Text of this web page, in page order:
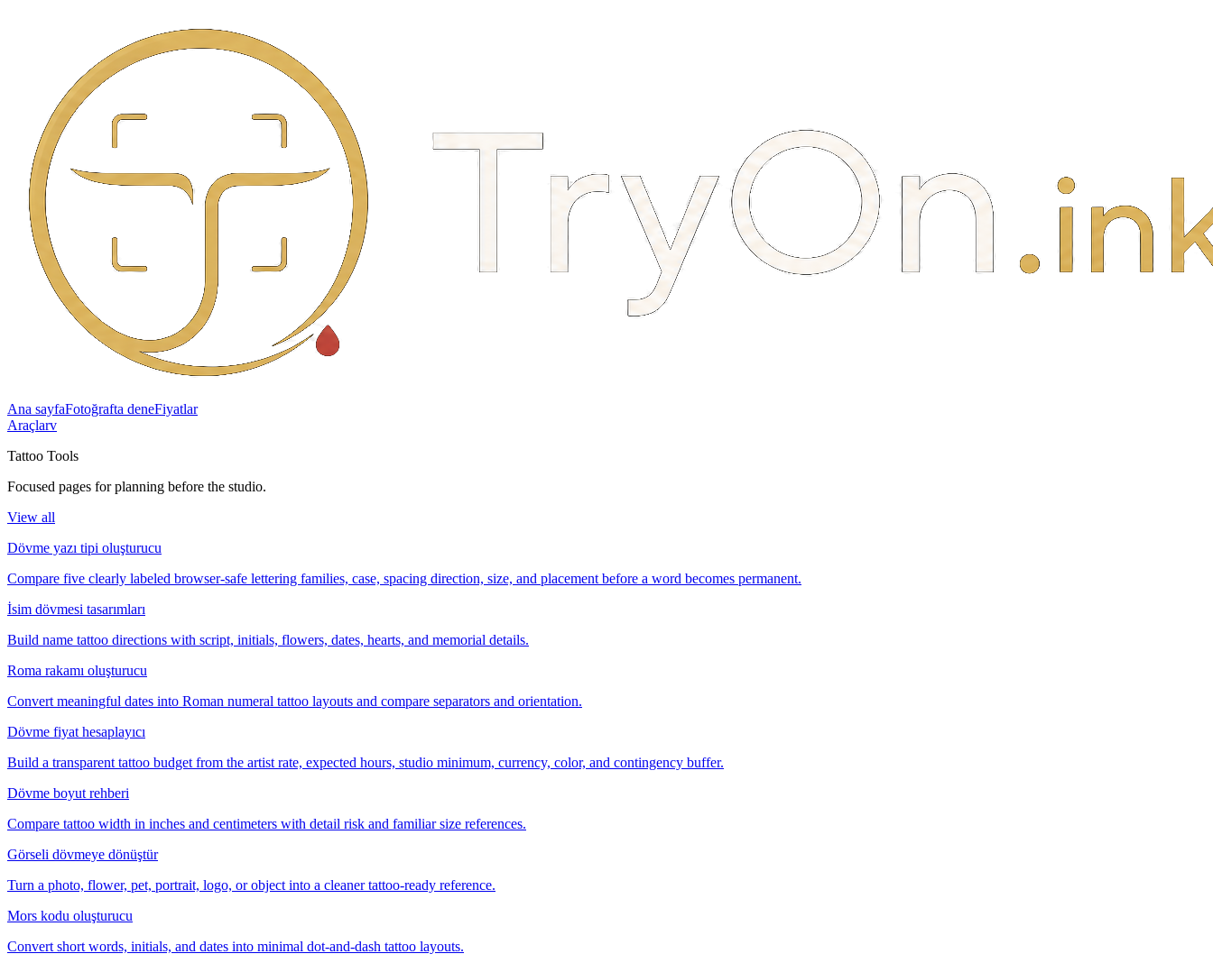
Ana sayfaFotoğrafta deneFiyatlar
Araçlarv
Tattoo Tools
Focused pages for planning before the studio.
View all
Dövme yazı tipi oluşturucu
Compare five clearly labeled browser-safe lettering families, case, spacing direction, size, and placement before a word becomes permanent.
İsim dövmesi tasarımları
Build name tattoo directions with script, initials, flowers, dates, hearts, and memorial details.
Roma rakamı oluşturucu
Convert meaningful dates into Roman numeral tattoo layouts and compare separators and orientation.
Dövme fiyat hesaplayıcı
Build a transparent tattoo budget from the artist rate, expected hours, studio minimum, currency, color, and contingency buffer.
Dövme boyut rehberi
Compare tattoo width in inches and centimeters with detail risk and familiar size references.
Görseli dövmeye dönüştür
Turn a photo, flower, pet, portrait, logo, or object into a cleaner tattoo-ready reference.
Mors kodu oluşturucu
Convert short words, initials, and dates into minimal dot-and-dash tattoo layouts.